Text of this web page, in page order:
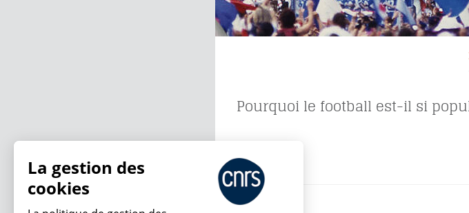
Pourquoi le football est-il si
13.07.2026
La gestion des
cookies